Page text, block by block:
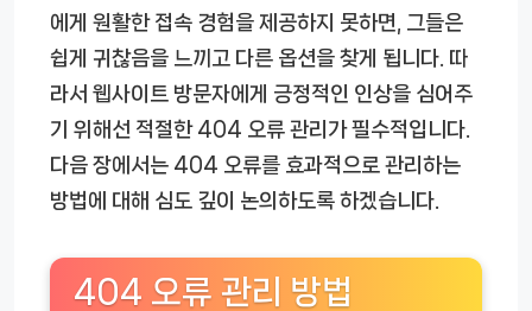
에게 원활한 접속 경험을 제공하지 못하면, 그들은
쉽게 귀찮음을 느끼고 다른 옵션을 찾게 됩니다. 따
라서 웹사이트 방문자에게 긍정적인 인상을 심어주
기 위해선 적절한 404 오류 관리가 필수적입니다.
다음 장에서는 404 오류를 효과적으로 관리하는
방법에 대해 심도 깊이 논의하도록 하겠습니다.
404 오류 관리 방법